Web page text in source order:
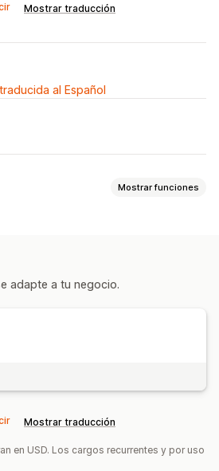
Mostrar traducción
al Español
Mostrar funciones
Código personalizado
adapte a tu negocio.
Mostrar traducción
en USD. Los cargos recurrentes y por uso